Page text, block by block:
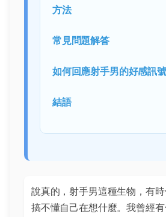
方法
常見問題解答
如何回應射手男的好感訊號
結語
說真的，射手男這種生物，有
搞不懂自己在想什麼。我曾經有